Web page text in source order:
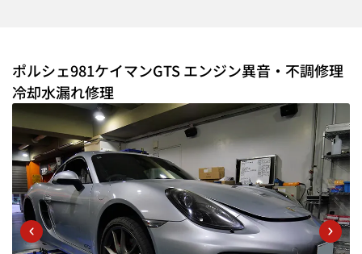
ポルシェ981ケイマンGTS エンジン異音・不調修理
冷却水漏れ修理